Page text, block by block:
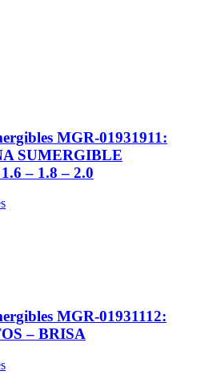
MGR-01931911:
SUMERGIBLE
– 1.8 – 2.0
MGR-01931112:
– BRISA